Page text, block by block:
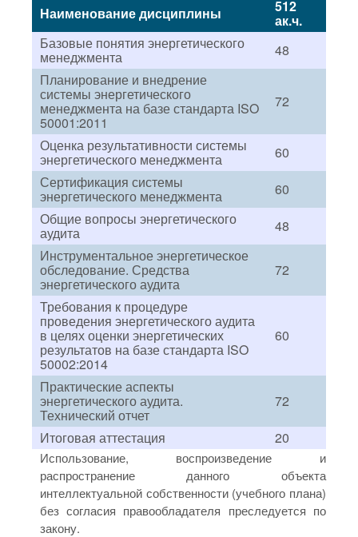
Наименование дисциплины 512
ак.ч.
Базовые понятия энергетического
менеджмента
48
Планирование и внедрение
системы энергетического
менеджмента на базе стандарта ISO
50001:2011
72
Оценка результативности системы
энергетического менеджмента
60
Сертификация системы
энергетического менеджмента
60
Общие вопросы энергетического
аудита
48
Инструментальное энергетическое
обследование. Средства
энергетического аудита
72
Требования к процедуре
проведения энергетического аудита
в целях оценки энергетических
результатов на базе стандарта ISO
50002:2014
60
Практические аспекты
энергетического аудита.
Технический отчет
72
Итоговая аттестация
20
Использование, воспроизведение и
распространение данного объекта
интеллектуальной собственности (учебного плана)
без согласия правообладателя преследуется по
закону.